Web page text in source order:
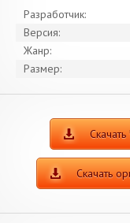
Разработчик:
Версия:
Жанр:
Размер:
Скачать